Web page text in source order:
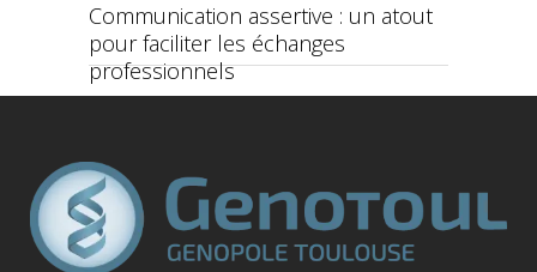
Communication assertive : un atout
pour faciliter les échanges
professionnels